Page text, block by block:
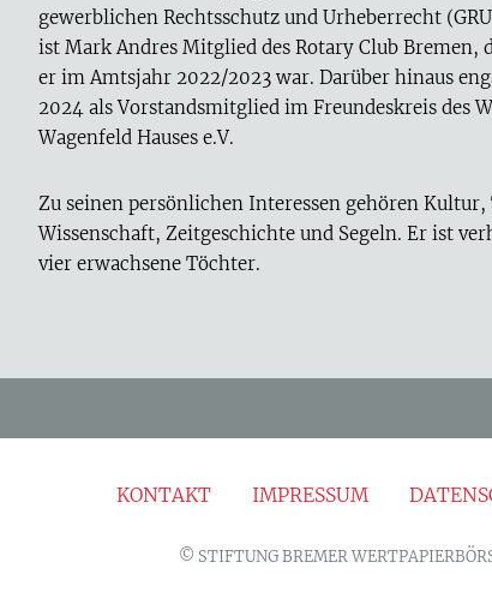
gewerblichen Rechtsschutz und Urheberrecht
ist Mark Andres Mitglied des Rotary Club Bremen,
er im Amtsjahr 2022/2023 war. Darüber hinaus
2024 als Vorstandsmitglied im Freundeskreis des
Wagenfeld Hauses e.V.
Zu seinen persönlichen Interessen gehören Kultur,
Wissenschaft, Zeitgeschichte und Segeln. Er ist
vier erwachsene Töchter.
KONTAKT IMPRESSUM
© STIFTUNG BREMER